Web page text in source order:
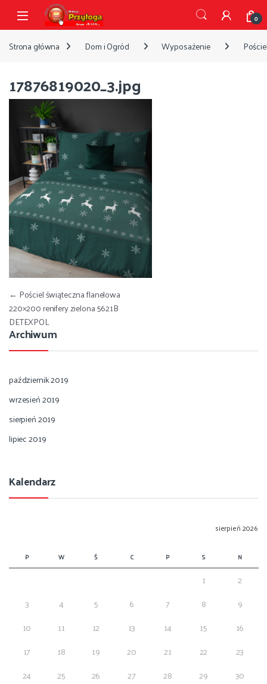
Przejdź do nawigacji
Przejdź do treści
Open 0
Strona główna Dom i Ogród Wyposażenie
17876819020_3.jpg
Nawigacja wpisu
← Pościel świąteczna flanelowa
220×200 renifery zielona 5621B
DETEXPOL
Archiwum
październik 2019
wrzesień 2019
sierpień 2019
lipiec 2019
Kalendarz
sierpień 2026
P W Ś C P S N
1
2
3
4 5 6 7 8
9
10
11 12 13 14 15
16
17
18 19 20 21 22
23
24
25 26 27 28 29
30